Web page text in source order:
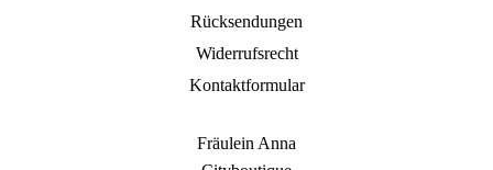
Rücksendungen
Widerrufsrecht
Kontaktformular
Fräulein Anna